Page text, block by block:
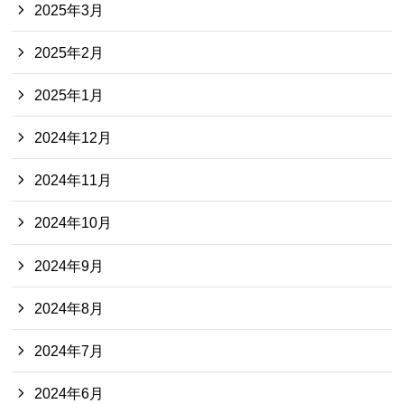
2025年3月
2025年2月
2025年1月
2024年12月
2024年11月
2024年10月
2024年9月
2024年8月
2024年7月
2024年6月